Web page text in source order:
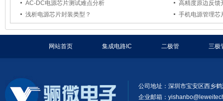
AC-DC电源芯片测试难点分析
高精度原边反馈
浅析电源芯片封装类型？
手机电源管理芯
网站首页 集成电路IC 二极管 三极
公司地址：深圳市宝安区西乡
企业邮箱：